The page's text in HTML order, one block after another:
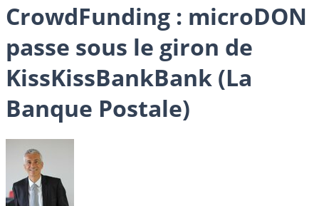
CrowdFunding : microDON
passe sous le giron de
KissKissBankBank (La
Banque Postale)